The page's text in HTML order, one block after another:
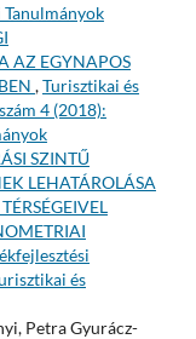
AZ EGYNAPOS
,Turisztikai és
4 (2018):
SZINTŰ
LEHATÁROLÁSA
és
Petra Gyurácz-